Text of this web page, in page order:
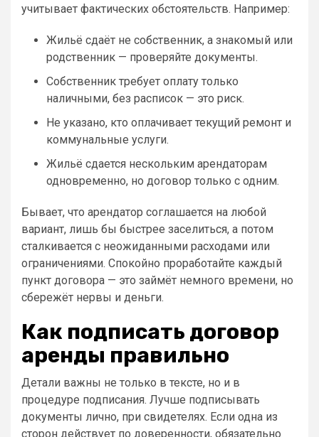
учитывает фактических обстоятельств. Например:
Жильё сдаёт не собственник, а знакомый или
родственник — проверяйте документы.
Собственник требует оплату только
наличными, без расписок — это риск.
Не указано, кто оплачивает текущий ремонт и
коммунальные услуги.
Жильё сдается нескольким арендаторам
одновременно, но договор только с одним.
Бывает, что арендатор соглашается на любой
вариант, лишь бы быстрее заселиться, а потом
сталкивается с неожиданными расходами или
ограничениями. Спокойно проработайте каждый
пункт договора — это займёт немного времени, но
сбережёт нервы и деньги.
Как подписать договор
аренды правильно
Детали важны не только в тексте, но и в
процедуре подписания. Лучше подписывать
документы лично, при свидетелях. Если одна из
сторон действует по доверенности, обязательно